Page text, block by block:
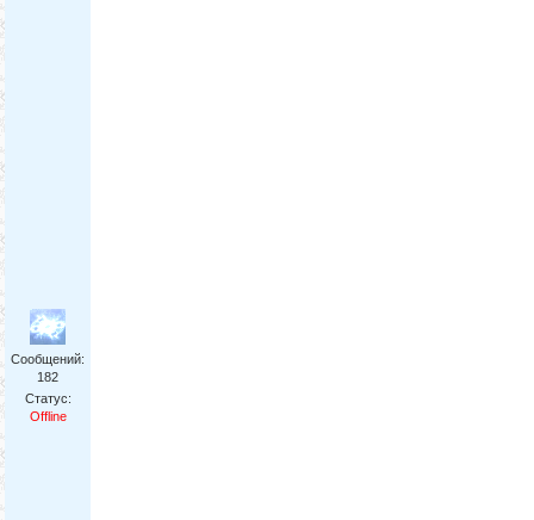
Сообщений:
182
Статус:
Offline